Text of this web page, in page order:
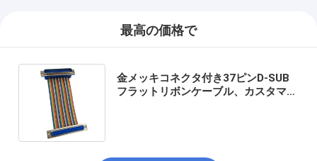
最高の価格で
金メッキコネクタ付き37ピンD-SUB
フラットリボンケーブル、カスタマイ